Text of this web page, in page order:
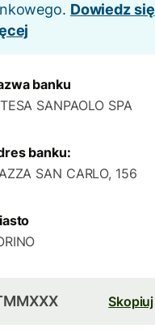
Dowiedz się
banku
SANPAOLO SPA
banku:
SAN CARLO, 156
Skopiuj